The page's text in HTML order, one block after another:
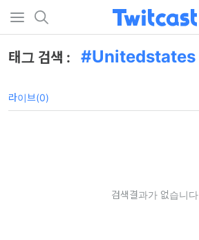
태그 검색 : Unitedstates
라이브(0)
검색결과가 없습니다